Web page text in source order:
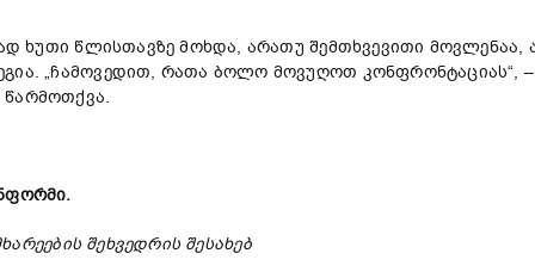
ხუთი წლისთავზე მოხდა, არათუ შემთხვევითი
„ჩამოვედით, რათა ბოლო მოვუღოთ კონფრონტაციას“,
.
შეხვედრის შესახებ